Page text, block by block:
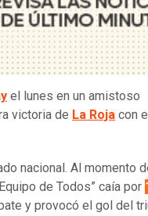
el lunes en un amistoso
victoria de La Roja con
nacional. Al momento
de Todos” caía por
y provocó el gol del